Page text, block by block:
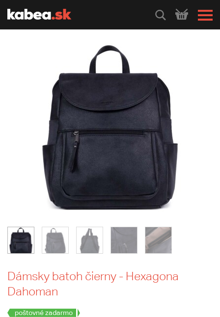
HLEDEJ
Dámsky batoh čierny - Hexagona
Dahoman
poštovné zadarmo